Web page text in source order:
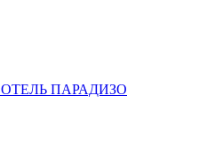
ОТЕЛЬ ПАРАДИЗО